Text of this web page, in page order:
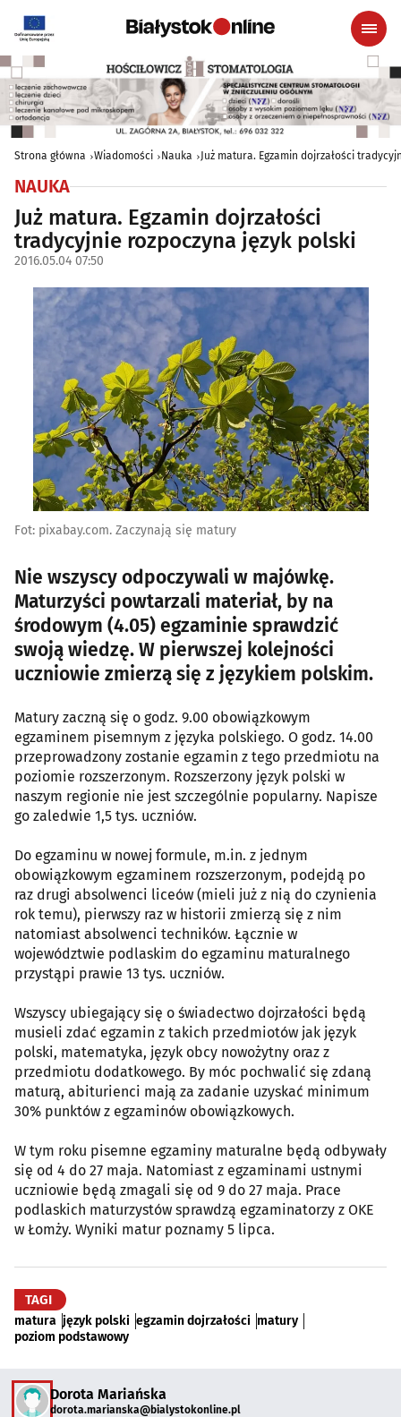
Strona główna Wiadomości Nauka Już matura. Egzamin dojrzałości
NAUKA
Już matura. Egzamin dojrzałości
tradycyjnie rozpoczyna język polski
2016.05.04 07:50
Fot: pixabay.com. Zaczynają się matury
Nie wszyscy odpoczywali w majówkę.
Maturzyści powtarzali materiał, by na
środowym (4.05) egzaminie sprawdzić
swoją wiedzę. W pierwszej kolejności
uczniowie zmierzą się z językiem polskim.
Matury zaczną się o godz. 9.00 obowiązkowym
egzaminem pisemnym z języka polskiego. O godz. 14.00
przeprowadzony zostanie egzamin z tego przedmiotu na
poziomie rozszerzonym. Rozszerzony język polski w
naszym regionie nie jest szczególnie popularny. Napisze
go zaledwie 1,5 tys. uczniów.
Do egzaminu w nowej formule, m.in. z jednym
obowiązkowym egzaminem rozszerzonym, podejdą po
raz drugi absolwenci liceów (mieli już z nią do czynienia
rok temu), pierwszy raz w historii zmierzą się z nim
natomiast absolwenci techników. Łącznie w
województwie podlaskim do egzaminu maturalnego
przystąpi prawie 13 tys. uczniów.
Wszyscy ubiegający się o świadectwo dojrzałości będą
musieli zdać egzamin z takich przedmiotów jak język
polski, matematyka, język obcy nowożytny oraz z
przedmiotu dodatkowego. By móc pochwalić się zdaną
maturą, abiturienci mają za zadanie uzyskać minimum
30% punktów z egzaminów obowiązkowych.
W tym roku pisemne egzaminy maturalne będą odbywały
się od 4 do 27 maja. Natomiast z egzaminami ustnymi
uczniowie będą zmagali się od 9 do 27 maja. Prace
podlaskich maturzystów sprawdzą egzaminatorzy z OKE
w Łomży. Wyniki matur poznamy 5 lipca.
TAGI
matura język polski egzamin dojrzałości matury
poziom podstawowy
Dorota Mariańska
dorota.marianska@bialystokonline.pl